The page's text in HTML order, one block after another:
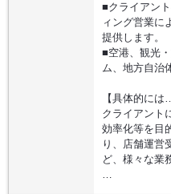
■クライアン
ィング営業に
提供します。
■空港、観光
ム、地方自治
【具体的には
クライアント
効率化等を目
り、店舗運営
ど、様々な業
…